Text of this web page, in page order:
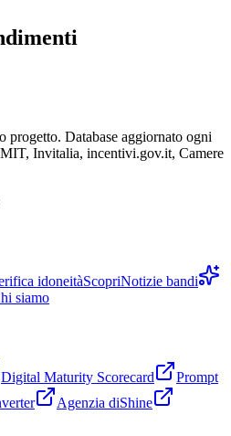
progetto. Database aggiornato ogni
Invitalia, incentivi.gov.it, Camere
idoneitàScopriNotizie bandi
siamo
Digital Maturity Scorecard
Prompt
Agenzia diShine